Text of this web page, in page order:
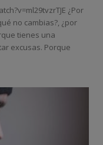
¿Por
no cambias?, ¿por
tienes una
excusas. Porque